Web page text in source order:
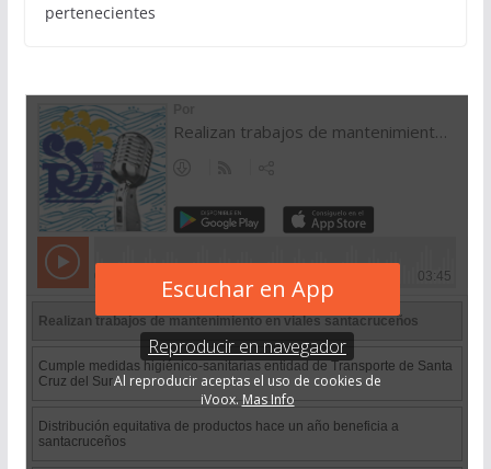
pertenecientes